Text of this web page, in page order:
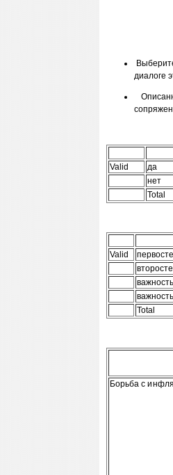
диалоге
Valid
да
нет
Total
Valid
Total
Борьба с